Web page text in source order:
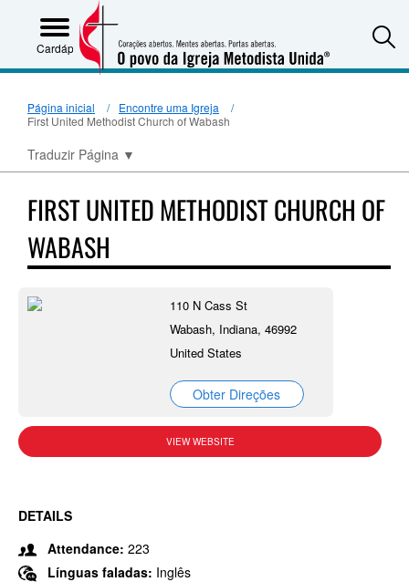
Cardápio
Página inicial
Encontre uma Igreja
First United Methodist Church of Wabash
Traduzir Página ▼
FIRST UNITED METHODIST CHURCH OF
WABASH
110 N Cass St
Wabash, Indiana, 46992
United States
Obter Direções
VIEW WEBSITE
DETAILS
Attendance: 223
Línguas faladas: Inglês